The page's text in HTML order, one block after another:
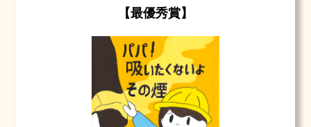
【最優秀賞】